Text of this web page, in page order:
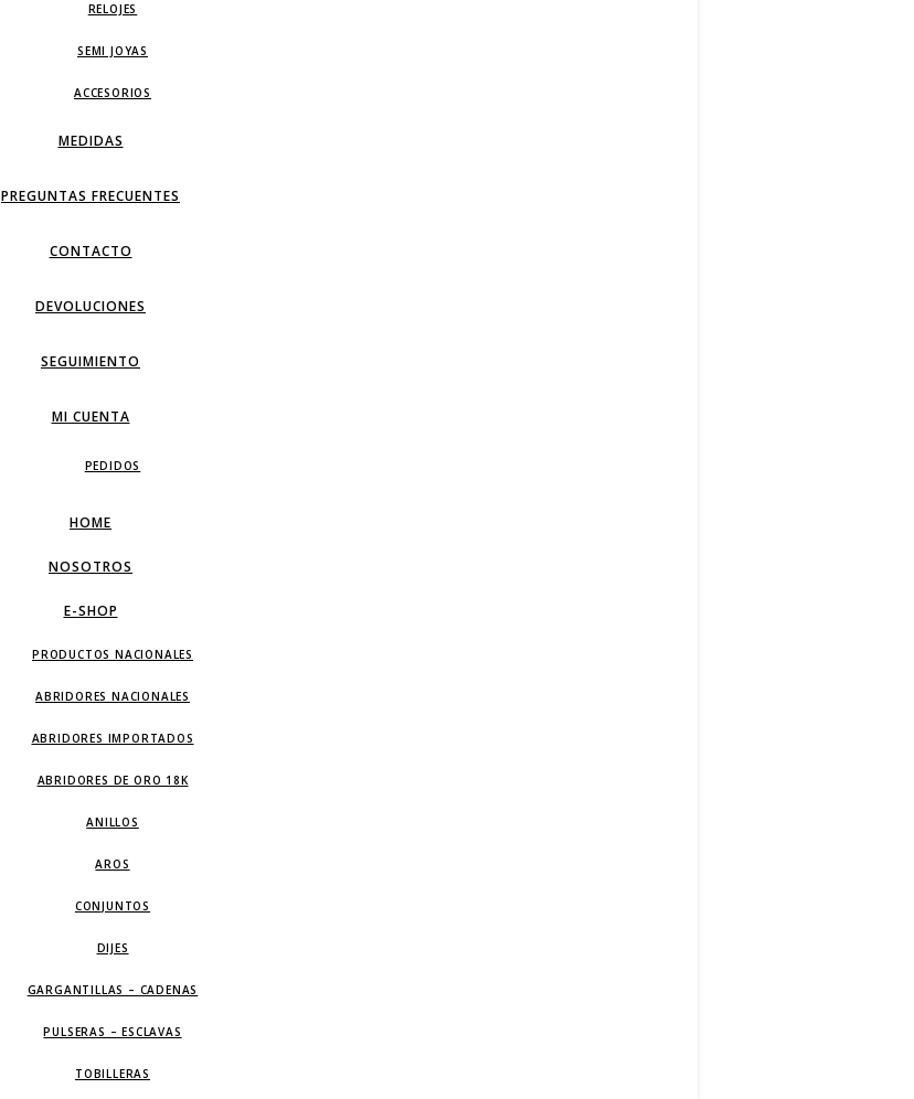
RELOJES
SEMI JOYAS
ACCESORIOS
MEDIDAS
PREGUNTAS FRECUENTES
CONTACTO
DEVOLUCIONES
SEGUIMIENTO
MI CUENTA
PEDIDOS
HOME
NOSOTROS
E-SHOP
PRODUCTOS NACIONALES
ABRIDORES NACIONALES
ABRIDORES IMPORTADOS
ABRIDORES DE ORO 18K
ANILLOS
AROS
CONJUNTOS
DIJES
GARGANTILLAS – CADENAS
PULSERAS – ESCLAVAS
TOBILLERAS